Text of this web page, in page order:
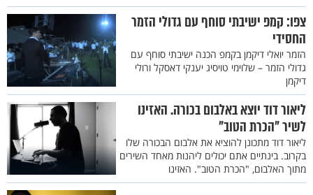
צפו: קמפ ישיבתי סוחף עם גדולי הזמר
החסידי
הזמר יואלי דיקמן בקמפ הכנה ישיבתי סוחף עם
גדולי הזמר – שלוימי טויסיג יענקי דאסקל ורולי
דיקמן
ליאור דוד יוצא באלבום בכורה. האזינו
לשיר "הכרת הטוב"
ליאור דוד מתכונן להוציא את אלבום הבכורה שלו
בקרוב. בינתיים אתם יכולים ליהנות מאחד השירים
מתוך האלבום, "הכרת הטוב". האזינו